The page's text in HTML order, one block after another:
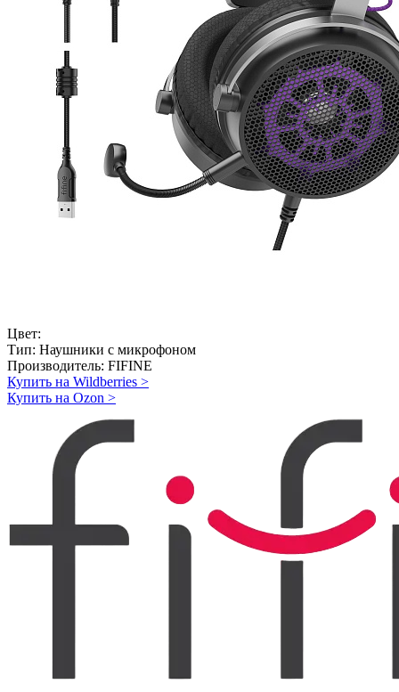
Цвет:
Тип: Наушники с микрофоном
Производитель: FIFINE
Купить на Wildberries >
Купить на Ozon >